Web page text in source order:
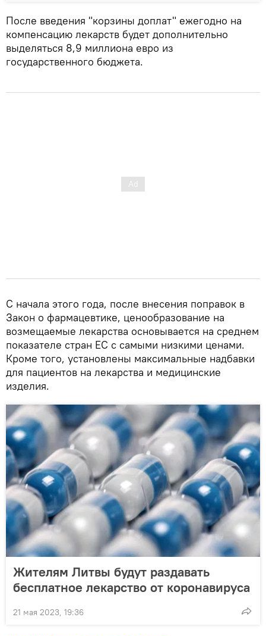
После введения "корзины доплат" ежегодно на
компенсацию лекарств будет дополнительно
выделяться 8,9 миллиона евро из
государственного бюджета.
С начала этого года, после внесения поправок в
Закон о фармацевтике, ценообразование на
возмещаемые лекарства основывается на среднем
показателе стран ЕС с самыми низкими ценами.
Кроме того, установлены максимальные надбавки
для пациентов на лекарства и медицинские
изделия.
Жителям Литвы будут раздавать
бесплатное лекарство от коронавируса
21 мая 2023, 19:36